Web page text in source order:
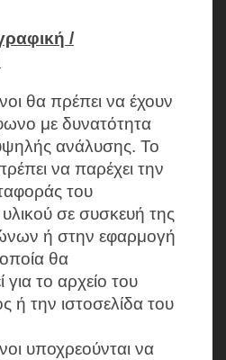
/
θα πρέπει να έχουν
με δυνατότητα
ανάλυσης. Το
να παρέχει την
του
σε συσκευή της
ή στην εφαρμογή
θα
για το αρχείο του
ή την ιστοσελίδα του
υποχρεούνται να